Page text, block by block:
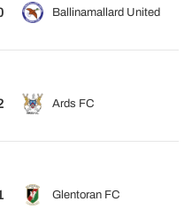
Ballinamallard United
Ards FC
Glentoran FC